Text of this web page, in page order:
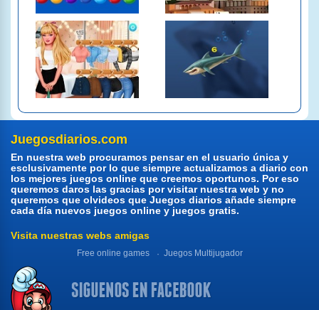
Juegosdiarios.com
En nuestra web procuramos pensar en el usuario única y
esclusivamente por lo que siempre actualizamos a diario con
los mejores juegos online que creemos oportunos. Por eso
queremos daros las gracias por visitar nuestra web y no
queremos que olvideos que Juegos diarios añade siempre
cada día nuevos juegos online y juegos gratis.
Visita nuestras webs amigas
Free online games Juegos Multijugador